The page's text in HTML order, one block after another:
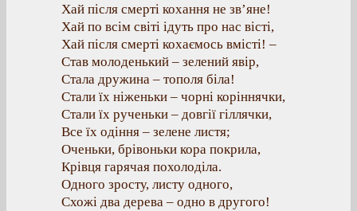
Хай після смерті кохання не зв’яне!
Хай по всім світі ідуть про нас вісті,
Хай після смерті кохаємось вмісті! –
Став молоденький – зелений явір,
Стала дружина – тополя біла!
Стали їх ніженьки – чорні коріннячки,
Стали їх рученьки – довгії гіллячки,
Все їх одіння – зелене листя;
Оченьки, брівоньки кора покрила,
Крівця гарячая похолоділа.
Одного зросту, листу одного,
Схожі два дерева – одно в другого!